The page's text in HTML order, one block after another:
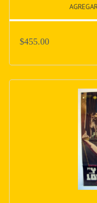
$455.00